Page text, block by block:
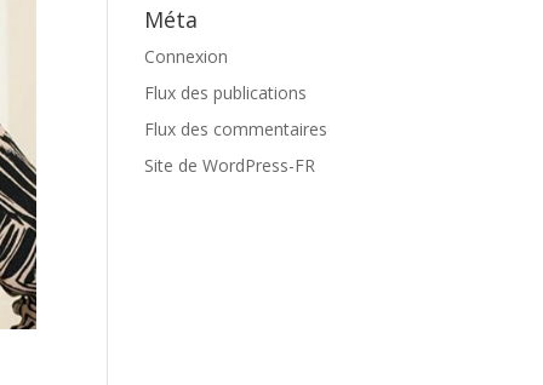
Méta
Connexion
Flux des publications
Flux des commentaires
Site de WordPress-FR